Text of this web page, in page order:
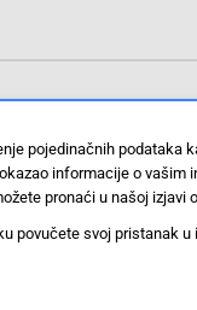
pojedinačnih podataka
informacije o vašim
pronaći u našoj izjavi
povučete svoj pristanak u